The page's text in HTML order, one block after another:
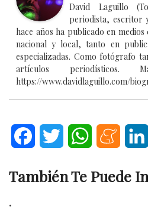
David Laguillo
periodista, escritor
hace años ha publicado en
nacional y local, tanto en
especializadas. Como fotógrafo
artículos periodísticos.
https://www.davidlaguillo.com/
FacebookTwitter WhatsApp
También Te Puede
.